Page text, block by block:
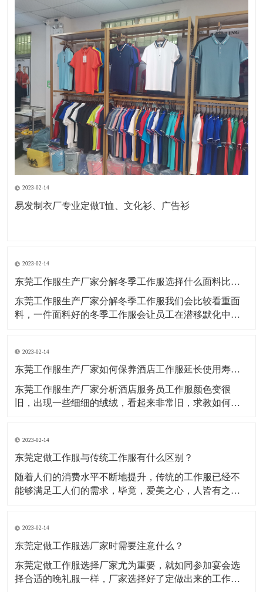
2023-02-14
易发制衣厂专业定做T恤、文化衫、广告衫
2023-02-14
东莞工作服生产厂家分解冬季工作服选择什么面料比较好？
东莞工作服生产厂家分解冬季工作服我们会比较看重面
料，一件面料好的冬季工作服会让员工在潜移默化中更
一般有混纺和交织两种分类做法，优点是抗皱性好，不
易变形;缺点是容易起毛，加上两次染色，面料手感偏
硬。手感柔
2023-02-14
东莞工作服生产厂家如何保养酒店工作服延长使用寿命？
东莞工作服生产厂家分析酒店服务员工作服颜色变很
旧，出现一些细细的绒绒，看起来非常旧，求教如何洗
汗、具有一定的防静电、阻燃，对人体无害，棉染色性
能好，而且有颜色棉酒店服务员工作服，深但色的相对
比较褪色较
2023-02-14
东莞定做工作服与传统工作服有什么区别？
随着人们的消费水平不断地提升，传统的工作服已经不
能够满足工人们的需求，毕竟，爱美之心，人皆有之。
个工作服市场更加有竞争力。此外，在我们的印象中，
80或者90年代的工人穿着的工作服装，往往给我们印象
就是“土
2023-02-14
东莞定做工作服选厂家时需要注意什么？
东莞定做工作服选择厂家尤为重要，就如同参加宴会选
择合适的晚礼服一样，厂家选择好了定做出来的工作服